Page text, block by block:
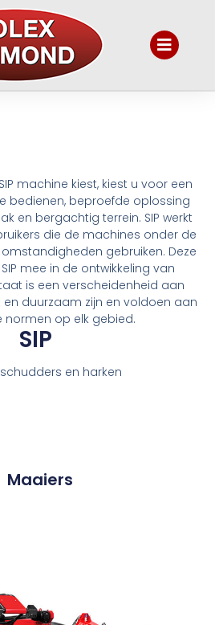
SIP
en harken
machine kiest, kiest u voor een
bedienen, beproefde oplossing
en bergachtig terrein. SIP werkt
die de machines onder de
gebruiken. Deze
mee in de ontwikkeling van
is een verscheidenheid aan
duurzaam zijn en voldoen aan
normen op elk gebied.
Maaiers